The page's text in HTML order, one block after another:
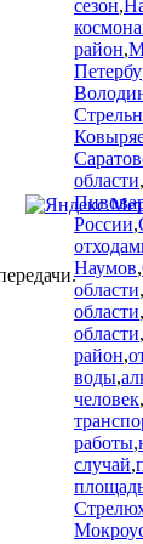
сезон,
район,
области,
России,
Наумов,
области,
области,
области,
район,
воды,
человек,
работы,
случай,